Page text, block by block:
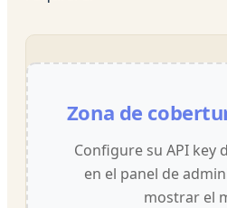
Zona de
Configure su API key
en el panel de
mostrar el